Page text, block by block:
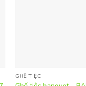
GHẾ TIỆC